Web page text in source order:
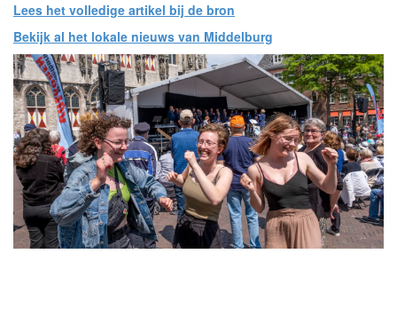
Lees het volledige artikel bij de bron
Bekijk al het lokale nieuws van Middelburg